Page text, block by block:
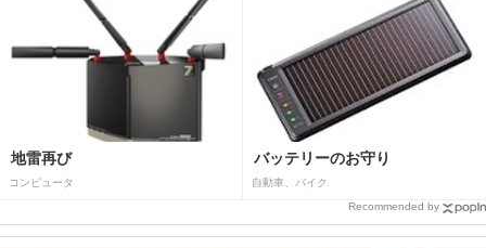
地雷再び
コンピュータ
バッテリーのお守り
自動車、バイク
Recommended by